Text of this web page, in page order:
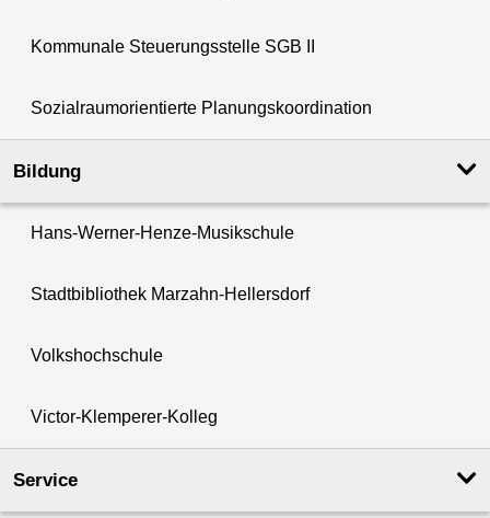
Kommunale Steuerungsstelle SGB II
Sozialraumorientierte Planungskoordination
Bildung
Hans-Werner-Henze-Musikschule
Stadtbibliothek Marzahn-Hellersdorf
Volkshochschule
Victor-Klemperer-Kolleg
Service